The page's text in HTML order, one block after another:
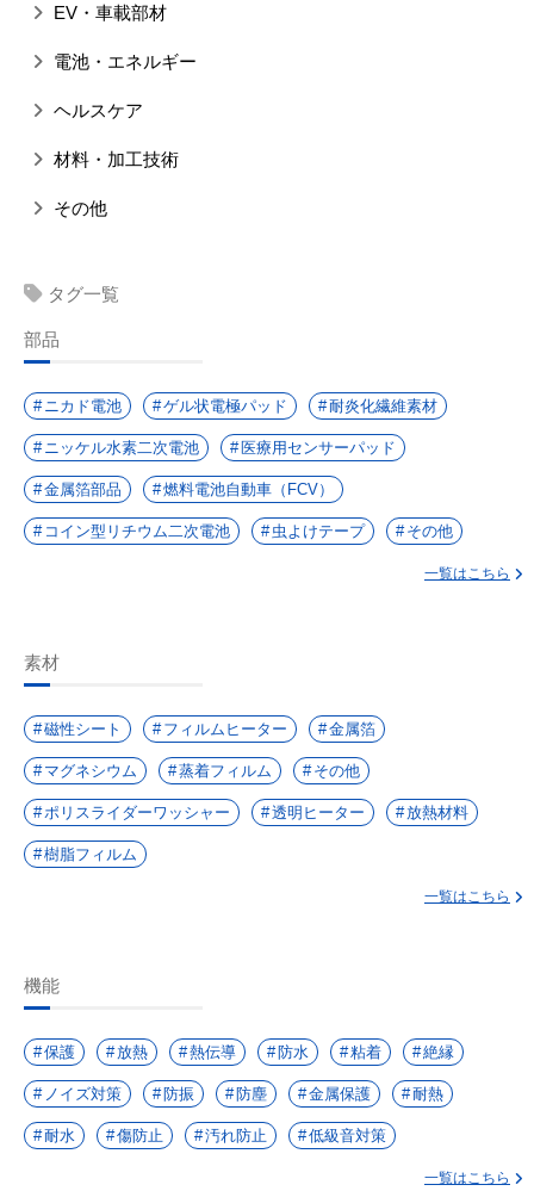
EV・車載部材
電池・エネルギー
ヘルスケア
材料・加工技術
その他
タグ一覧
部品
ニカド電池 ゲル状電極パッド 耐炎化繊維素材
ニッケル水素二次電池 医療用センサーパッド
金属箔部品 燃料電池自動車（FCV）
コイン型リチウム二次電池 虫よけテープ その他
一覧はこちら
素材
磁性シート フィルムヒーター 金属箔
マグネシウム 蒸着フィルム その他
ポリスライダーワッシャー 透明ヒーター 放熱材料
樹脂フィルム
一覧はこちら
機能
保護 放熱 熱伝導 防水 粘着 絶縁
ノイズ対策 防振 防塵 金属保護 耐熱
耐水 傷防止 汚れ防止 低級音対策
一覧はこちら